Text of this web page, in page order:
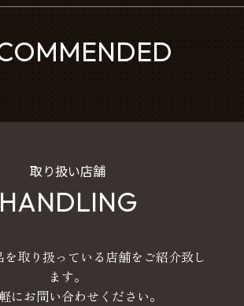
取り扱い店舗
HANDLING
を取り扱っている店舗をご紹介致し
ます。
にお問い合わせください。